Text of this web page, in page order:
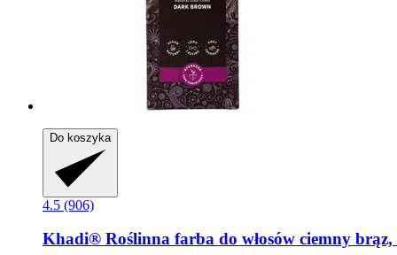
Do koszyka
4.5 (906)
Khadi® Roślinna farba do włosów ciemny brąz,